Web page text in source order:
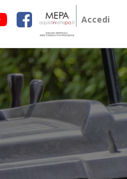
Accedi